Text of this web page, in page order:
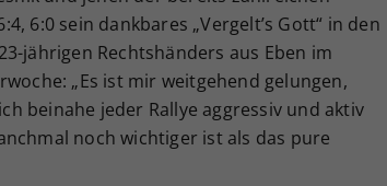
6:0 sein dankbares „Vergelt’s Gott“ in den
jährigen Rechtshänders aus Eben im
„Es ist mir weitgehend gelungen,
beinahe jeder Rallye aggressiv und aktiv
noch wichtiger ist als das pure